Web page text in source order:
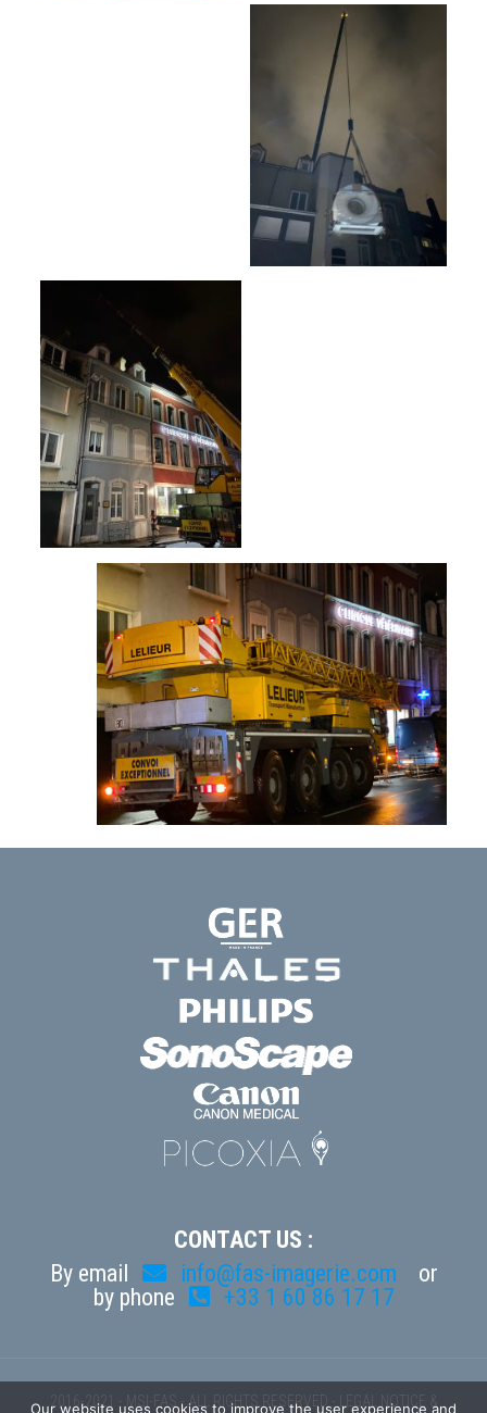
CONTACT US :
By email
info@fas-imagerie.com
or
by phone
+33 1 60 86 17 17
2016-2021 - MSI-FAS - ALL RIGHTS RESERVED -
LEGAL NOTICE &
Our website uses cookies to improve the user experience and